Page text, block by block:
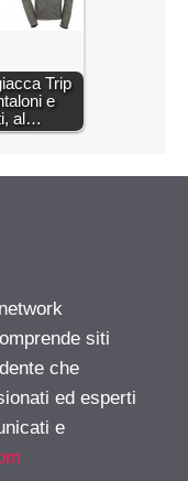
Trip
e
al…
siti
che
ed esperti
e